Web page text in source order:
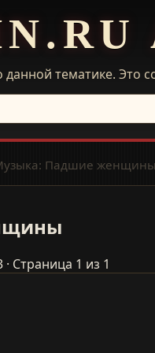
тематике. Это
Падшие женщины
Страница 1 из 1